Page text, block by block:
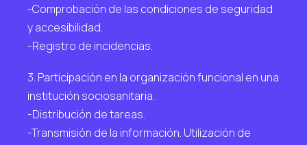
-Comprobación de las condiciones de seguridad
y accesibilidad.
-Registro de incidencias.
3. Participación en la organización funcional en una
institución sociosanitaria.
-Distribución de tareas.
-Transmisión de la información. Utilización de